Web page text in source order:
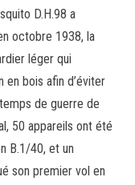
D.H.98 a
octobre 1938, la
léger qui
bois afin d’éviter
de guerre de
50 appareils ont été
B.1/40, et un
son premier vol en